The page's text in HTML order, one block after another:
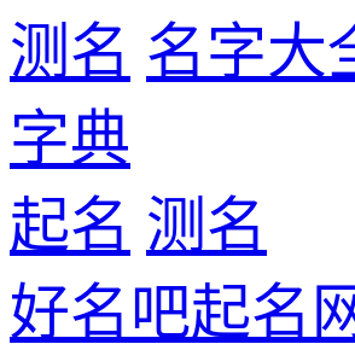
测名 名字大
字典
起名 测名
好名吧起名